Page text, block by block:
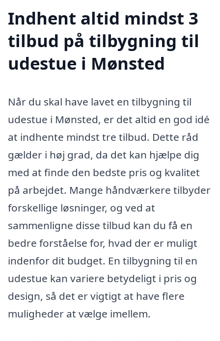
Indhent altid mindst 3
tilbud på tilbygning til
udestue i Mønsted
Når du skal have lavet en tilbygning til
udestue i Mønsted, er det altid en god idé
at indhente mindst tre tilbud. Dette råd
gælder i høj grad, da det kan hjælpe dig
med at finde den bedste pris og kvalitet
på arbejdet. Mange håndværkere tilbyder
forskellige løsninger, og ved at
sammenligne disse tilbud kan du få en
bedre forståelse for, hvad der er muligt
indenfor dit budget. En tilbygning til en
udestue kan variere betydeligt i pris og
design, så det er vigtigt at have flere
muligheder at vælge imellem.